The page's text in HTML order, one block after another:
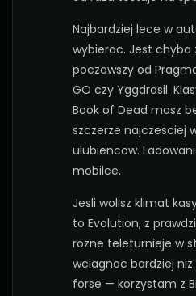
Najbardziej lece w
wybierac. Jest
poczawszy od
GO czy Yggdrasil.
Book of Dead masz
szczerze najczesciej
ulubiencow.
mobilce.
Jesli wolisz klimat
to Evolution, z
rozne teleturnieje w
wciagnac bardziej
forse — korzystam z